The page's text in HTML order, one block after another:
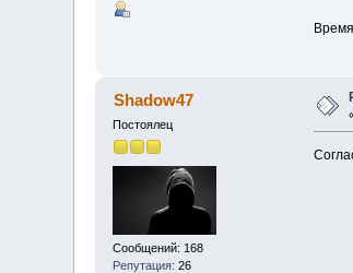
Shadow47
Постоялец
Сообщений: 168
Репутация: 26